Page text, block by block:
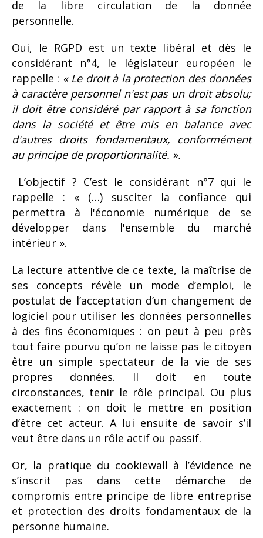
de la libre circulation de la donnée
personnelle.
Oui, le RGPD est un texte libéral et dès le
considérant n°4, le législateur européen le
rappelle : « Le droit à la protection des données
à caractère personnel n'est pas un droit absolu;
il doit être considéré par rapport à sa fonction
dans la société et être mis en balance avec
d'autres droits fondamentaux, conformément
au principe de proportion­nalité. ».
L’objectif ? C’est le considérant n°7 qui le
rappelle : « (…) susciter la confiance qui
permettra à l'économie numérique de se
développer dans l'ensemble du marché
intérieur ».
La lecture attentive de ce texte, la maîtrise de
ses concepts révèle un mode d’emploi, le
postulat de l’acceptation d’un changement de
logiciel pour utiliser les données personnelles
à des fins économiques : on peut à peu près
tout faire pourvu qu’on ne laisse pas le citoyen
être un simple spectateur de la vie de ses
propres données. Il doit en toute
circonstances, tenir le rôle principal. Ou plus
exactement : on doit le mettre en position
d’être cet acteur. A lui ensuite de savoir s’il
veut être dans un rôle actif ou passif.
Or, la pratique du cookiewall à l’évidence ne
s’inscrit pas dans cette démarche de
compromis entre principe de libre entreprise
et protection des droits fondamentaux de la
personne humaine.